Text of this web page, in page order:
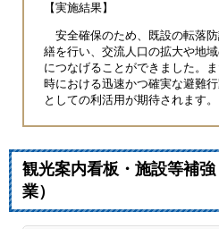
【実施結果】
安全確保のため、既設の転落
繕を行い、交流人口の拡大や地
につなげることができました。
時における迅速かつ確実な避難
としての利活用が期待されます。
観光案内看板・施設等補
業）